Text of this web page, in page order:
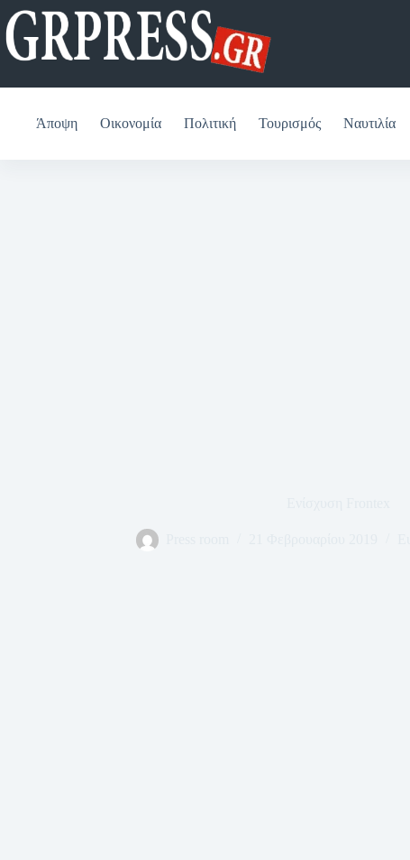
Μετάβαση
στο
περιεχόμενο
Άποψη Οικονομία Πολιτική Τουρισμός Ναυτιλία